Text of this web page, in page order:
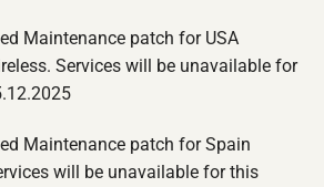
Maintenance patch for USA
Services will be unavailable for
Maintenance patch for Spain
will be unavailable for this